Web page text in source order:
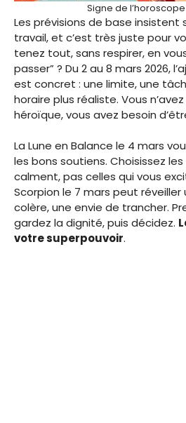
Signe de
Les prévisions de base insistent
travail, et c’est très juste pour
tenez tout, sans respirer, en
passer” ? Du 2 au 8 mars 2026,
est concret : une limite, une
horaire plus réaliste. Vous
héroïque, vous avez besoin
La Lune en Balance le 4 mars
les bons soutiens. Choisissez
calment, pas celles qui vous
Scorpion le 7 mars peut réveiller
colère, une envie de trancher.
gardez la dignité, puis décidez.
votre superpouvoir.